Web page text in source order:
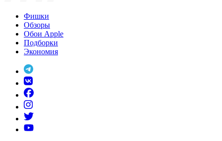
Фишки
Обзоры
Обои Apple
Подборки
Экономия